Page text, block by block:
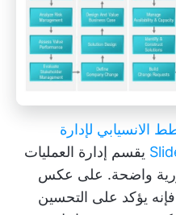
الانسيابي لإدارة
يقسم إدارة العمليات
دورية واضحة. على عكس
فإنه يؤكد على التحسين